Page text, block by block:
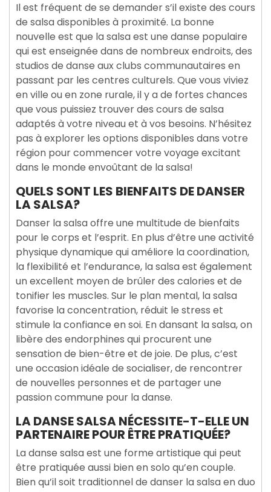
Il est fréquent de se demander s’il existe des cours
de salsa disponibles à proximité. La bonne
nouvelle est que la salsa est une danse populaire
qui est enseignée dans de nombreux endroits, des
studios de danse aux clubs communautaires en
passant par les centres culturels. Que vous viviez
en ville ou en zone rurale, il y a de fortes chances
que vous puissiez trouver des cours de salsa
adaptés à votre niveau et à vos besoins. N’hésitez
pas à explorer les options disponibles dans votre
région pour commencer votre voyage excitant
dans le monde envoûtant de la salsa!
QUELS SONT LES BIENFAITS DE DANSER
LA SALSA?
Danser la salsa offre une multitude de bienfaits
pour le corps et l’esprit. En plus d’être une activité
physique dynamique qui améliore la coordination,
la flexibilité et l’endurance, la salsa est également
un excellent moyen de brûler des calories et de
tonifier les muscles. Sur le plan mental, la salsa
favorise la concentration, réduit le stress et
stimule la confiance en soi. En dansant la salsa, on
libère des endorphines qui procurent une
sensation de bien-être et de joie. De plus, c’est
une occasion idéale de socialiser, de rencontrer
de nouvelles personnes et de partager une
passion commune pour la danse.
LA DANSE SALSA NÉCESSITE-T-ELLE UN
PARTENAIRE POUR ÊTRE PRATIQUÉE?
La danse salsa est une forme artistique qui peut
être pratiquée aussi bien en solo qu’en couple.
Bien qu’il soit traditionnel de danser la salsa en duo